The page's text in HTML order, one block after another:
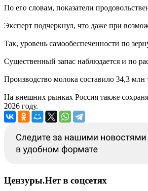
По его словам, показатели
Эксперт подчеркнул, что даже при
Так, уровень самообеспеченности по
Существенный запас наблюдается и по
Производство молока составило 34,3
На внешних рынках Россия также
2026 году.
Цензуры.Нет в соцсетях